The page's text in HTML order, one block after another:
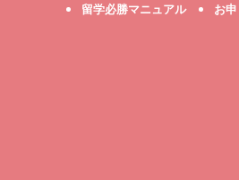
留学必勝マニュアル お